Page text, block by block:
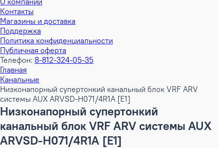
Контакты
Магазины и доставка
Поддержка
Политика конфиденциальности
Публичная оферта
Телефон: 8-812-324-05-35
Главная
Канальные
Низконапорный супертонкий канальный блок VRF ARV
системы AUX ARVSD-H071/4R1A [E1]
Низконапорный супертонкий
канальный блок VRF ARV системы AUX
ARVSD-H071/4R1A [E1]